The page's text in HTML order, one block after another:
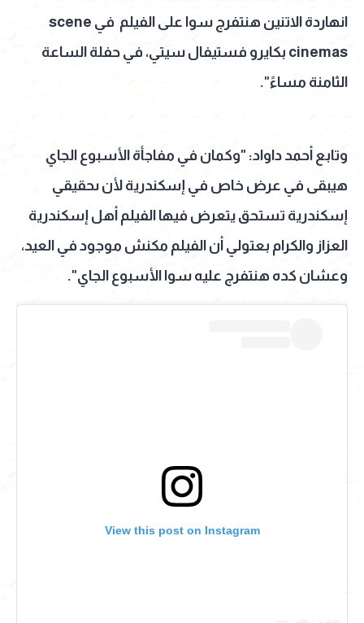
انهاردة الاتنين هنتفرج سوا على الفيلم في scene
cinemas بكايرو فستيفال سيتي، في حفلة الساعة
الثامنة مساءً".
وتابع أحمد داواد: "وكمان في مفاجأة الأسبوع الجاي
هيبقى في عرض خاص في إسكندرية لأن ىحقيقي
إسكندرية تستحق يتعرض فيها الفيلم أهل إسكندرية
العزاز والكرام بعتولي أن الفيلم مكنش موجود في العيد،
وعشان كده هنتفرج عليه سوا الأسبوع الجاي".
View this post on Instagram